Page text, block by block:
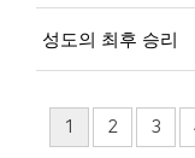
성도의 최후 승리
1 2 3